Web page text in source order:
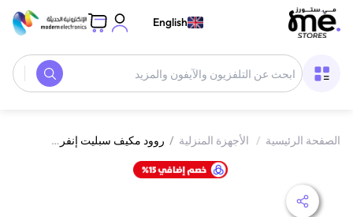
English
الصفحة الرئيسية / الأجهزة المنزلية / روود مكيف سبليت إنفرتر 12000 وحدة 1 طن | حار وبارد | واي فاي | أبيض | UW12CIHT01